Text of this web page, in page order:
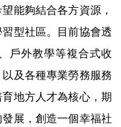
能夠結合各方資源，
型社區。目前協會透
戶外教學等複合式收
及各種專業勞務服務
地方人才為核心，期
展，創造一個幸福社